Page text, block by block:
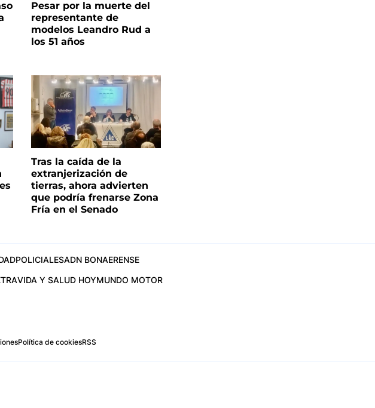
Pesar por la muerte del
representante de
modelos Leandro Rud a
los 51 años
Tras la caída de la
extranjerización de
tierras, ahora advierten
que podría frenarse Zona
Fría en el Senado
POLICIALESADN BONAERENSE
VIDA Y SALUD HOYMUNDO MOTOR
Política de cookiesRSS